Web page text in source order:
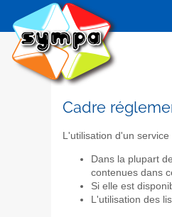
Cadre
L'utilisation d'un
Dans la plupart
contenues dans
Si elle est
L'utilisation des